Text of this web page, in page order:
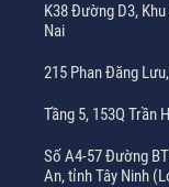
K38 Đường D3,
Nai
215 Phan Đăng
Tầng 5, 153Q Trần
Số A4-57 Đường
An, tỉnh Tây Ninh